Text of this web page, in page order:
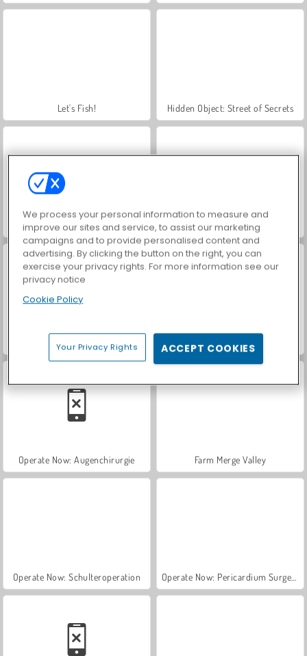
Let's Fish! Hidden Object: Street of Secrets
ASMR Makeover & Makeup Studio World War 2 Shooter
Operate Now: Ear Surgery Operate Now: Knieoperation
Operate Now: Augenchirurgie Farm Merge Valley
Operate Now: Schulteroperation
We process your personal information to measure and
improve our sites and service, to assist our marketing
campaigns and to provide personalised content and
advertising. By clicking the button on the right, you can
exercise your privacy rights. For more information see our
privacy notice
Cookie Policy
Your Privacy Rights ACCEPT COOKIES